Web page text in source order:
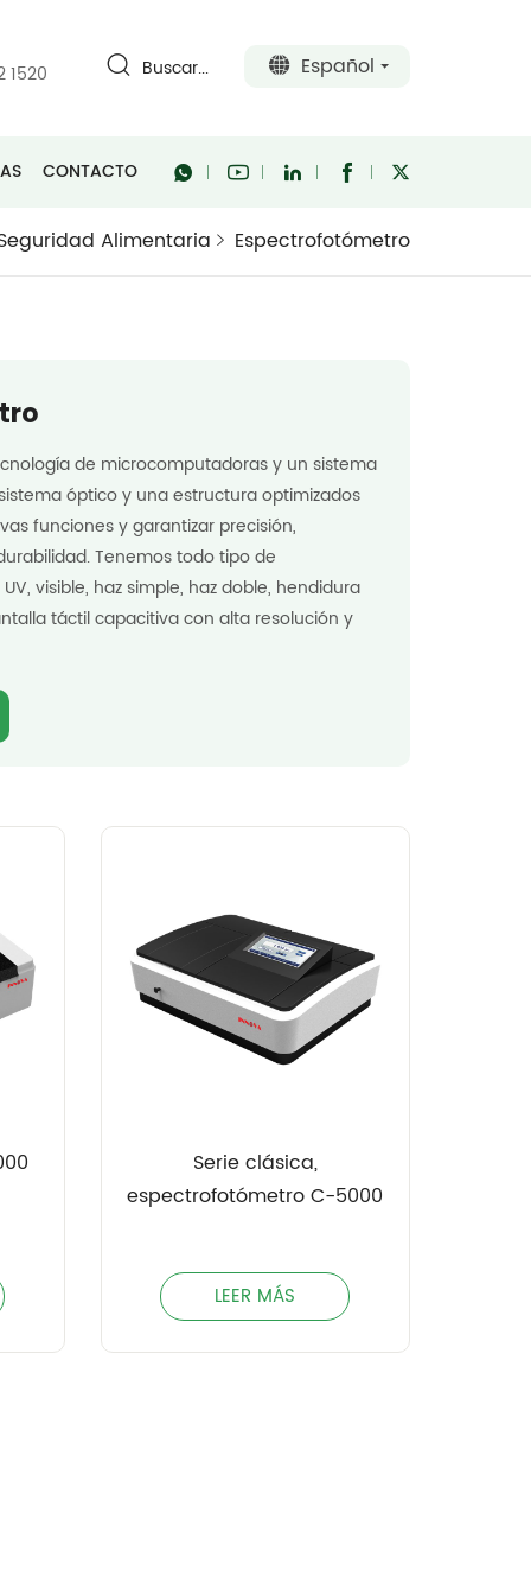
Español
Buscar...
1520
CONTACTO
Alimentaria Espectrofotómetro
de microcomputadoras y un sistema
óptico y una estructura optimizados
funciones y garantizar precisión,
Tenemos todo tipo de
visible, haz simple, haz doble, hendidura
táctil capacitiva con alta resolución y
Serie clásica,
espectrofotómetro C-5000
LEER MÁS